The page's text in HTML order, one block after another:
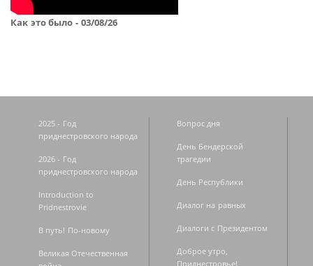
Как это было - 03/08/26
2025 - Год
приднестровского народа
2026 - Год
приднестровского народа
Introduction to
Pridnestrovie
В путь! По-новому
Великая Отечественная
Вопрос дня
День Бендерской
трагедии
День Республики
Диалог на равных
Диалоги с Президентом
Доброе утро,
Приднестровье!